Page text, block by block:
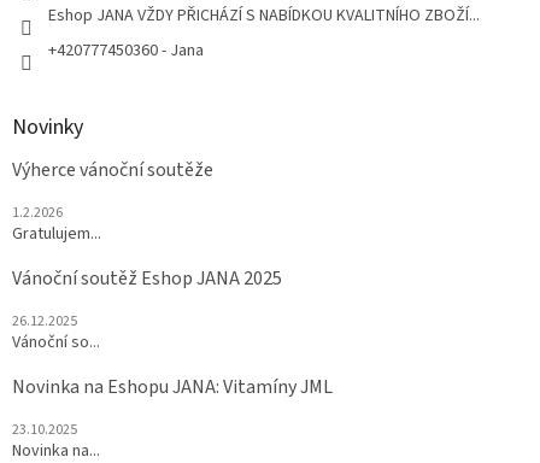
Eshop JANA VŽDY PŘICHÁZÍ S NABÍDKOU KVALITNÍHO ZBOŽÍ...
+420777450360 - Jana
Novinky
Výherce vánoční soutěže
1.2.2026
Gratulujem...
Vánoční soutěž Eshop JANA 2025
26.12.2025
Vánoční so...
Novinka na Eshopu JANA: Vitamíny JML
23.10.2025
Novinka na...